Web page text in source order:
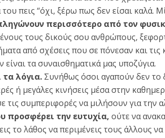
του πεις “όχι, ξέρω πως δεν είσαι καλά.
περισσότερο από τον
τους δικούς σου ανθρώπους,
από σχέσεις που σε πόνεσαν και
τα συναισθηματικά μας υποζύγια.
τα λόγια. Συνήθως όσοι αγαπούν δεν το
ή μεγάλες κινήσεις μέσα στην
τις συμπεριφορές να μιλήσουν για την
προσφέρει την ευτυχία, ούτε να
το λάθος να περιμένεις τους άλλους